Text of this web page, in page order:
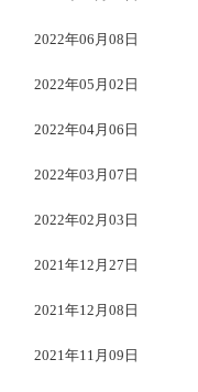
2022年06月08日
2022年05月02日
2022年04月06日
2022年03月07日
2022年02月03日
2021年12月27日
2021年12月08日
2021年11月09日